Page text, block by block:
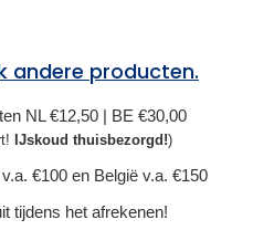
andere producten.
NL €12,50 | BE €30,00
IJskoud thuisbezorgd!)
€100 en België v.a. €150
tijdens het afrekenen!